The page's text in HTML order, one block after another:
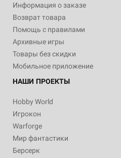
Информация о заказе
Возврат товара
Помощь с правилами
Архивные игры
Товары без скидки
Мобильное приложение
НАШИ ПРОЕКТЫ
Hobby World
Игрокон
Warforge
Мир фантастики
Берсерк